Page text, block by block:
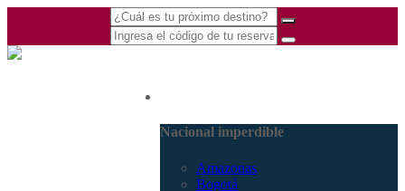
Nacional imperdible
Amazonas
Bogotá